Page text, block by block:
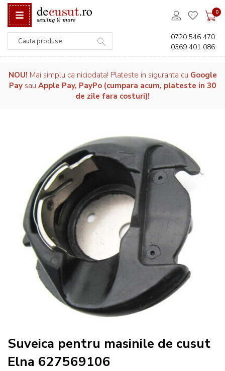
0
0720 546 470
0369 401 086
NOU! Mai simplu ca niciodata! Plateste in siguranta cu Google
Pay sau Apple Pay, PayPo (cumpara acum, plateste in 30
de zile fara costuri)!
Suveica pentru masinile de cusut
Elna 627569106